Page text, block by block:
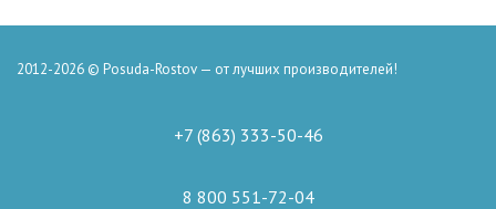
2012-2026 © Posuda-Rostov — от лучших производителей!
+7 (863) 333-50-46
8 800 551-72-04